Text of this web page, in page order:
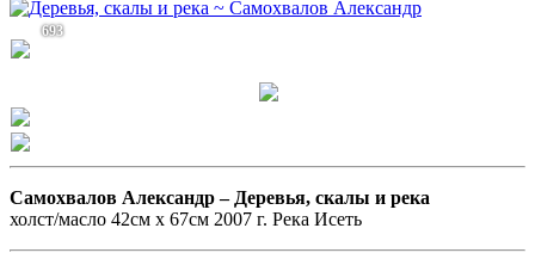
693
Самохвалов Александр – Деревья, скалы и река
холст/масло 42см x 67см 2007 г. Река Исеть